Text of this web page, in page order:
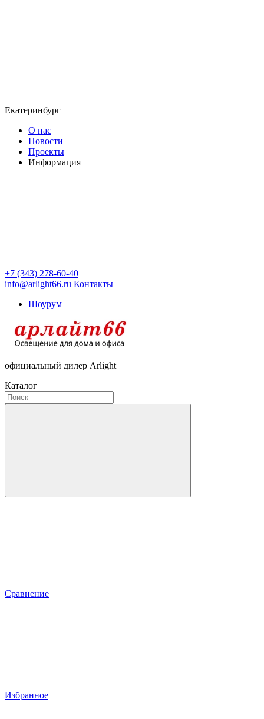
Екатеринбург
О нас
Новости
Проекты
Информация
+7 (343) 278-60-40
info@arlight66.ru Контакты
Шоурум
официальный дилер Arlight
Каталог
Сравнение
Избранное